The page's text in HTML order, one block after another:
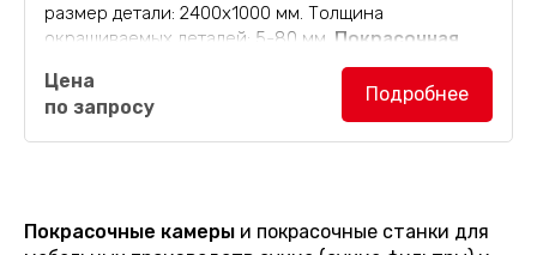
размер детали: 2400х1000 мм. Толщина
окрашиваемых деталей: 5-80 мм. Покрасочная
подходит для шестистороннего
распыления на такие изделия, как двери из
массива древесины, двери шкафов и...
Цена
по запросу
Подробнее
Покрасочные камеры и покрасочные станки для